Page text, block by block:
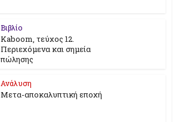
Βιβλίο
Kaboom, τεύχος 12.
Περιεχόμενα και σημεία
πώλησης
Ανάλυση
Μετα-αποκαλυπτική εποχή